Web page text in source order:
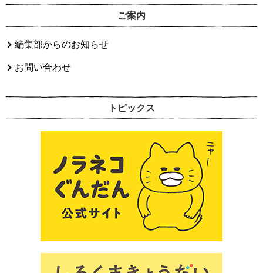
ご案内
編集部からのお知らせ
お問い合わせ
トピックス